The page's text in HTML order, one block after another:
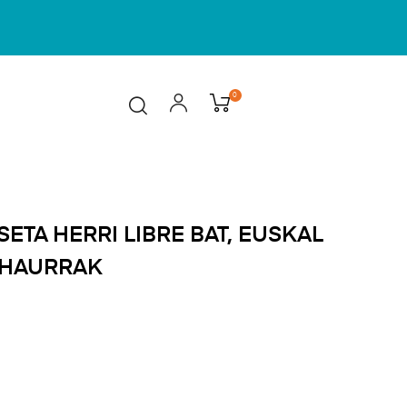
0
HERRI LIBRE BAT, EUSKAL